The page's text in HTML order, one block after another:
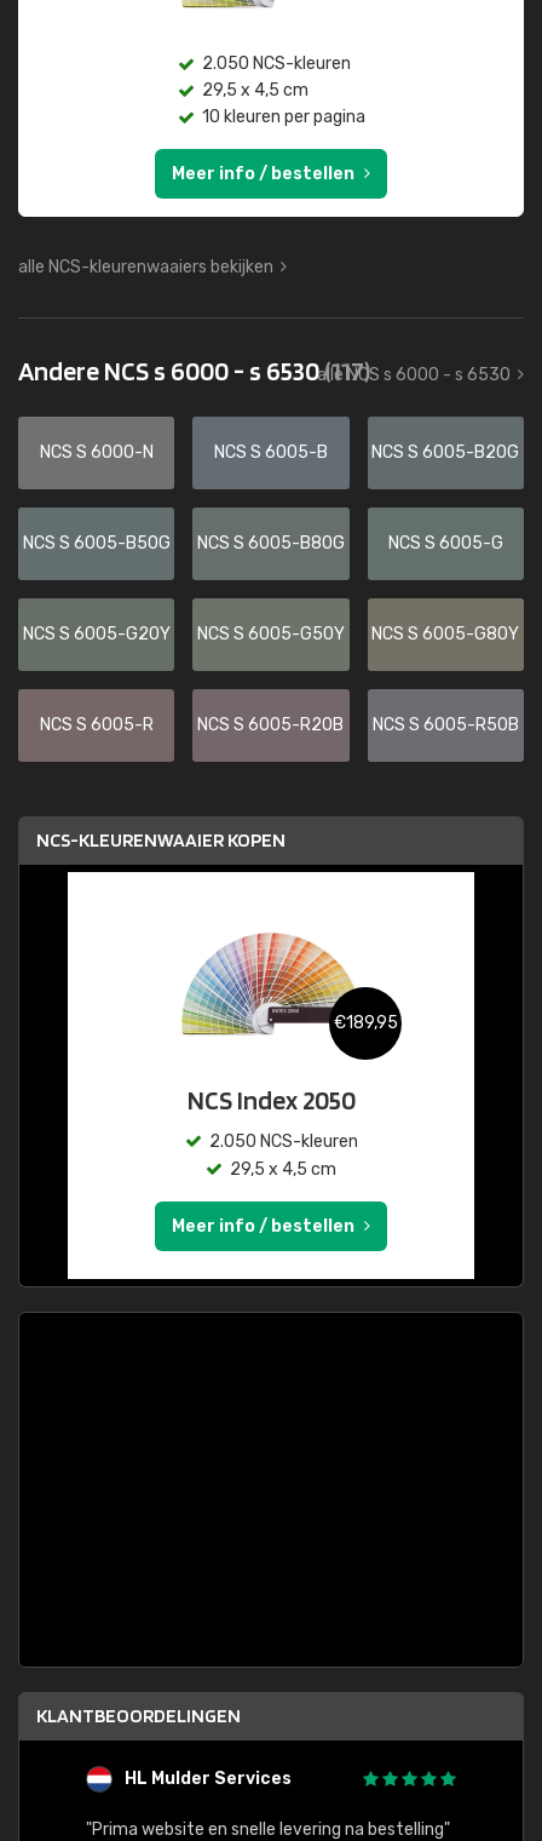
2.050 NCS-kleuren
29,5 x 4,5 cm
10 kleuren per pagina
Meer info / bestellen
alle NCS-kleurenwaaiers bekijken
Andere NCS s 6000 - s 6530(117)
alle NCS s 6000 - s 6530
NCS S 6000-N NCS S 6005-B NCS S 6005-B20G
NCS S 6005-B50G NCS S 6005-B80G NCS S 6005-G
NCS S 6005-G20Y NCS S 6005-G50Y NCS S 6005-G80Y
NCS S 6005-R NCS S 6005-R20B NCS S 6005-R50B
NCS-KLEURENWAAIER KOPEN
€189,95
NCS Index 2050
2.050 NCS-kleuren
29,5 x 4,5 cm
Meer info / bestellen
KLANTBEOORDELINGEN
HL Mulder Services
"Prima website en snelle levering na bestelling"